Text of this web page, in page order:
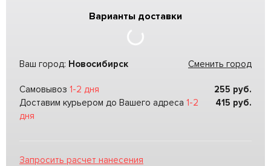
Варианты доставки
Ваш город: Новосибирск Сменить город
Самовывоз 1-2 дня 255 руб.
Доставим курьером до Вашего адреса 1-2
дня
415 руб.
Запросить расчет нанесения